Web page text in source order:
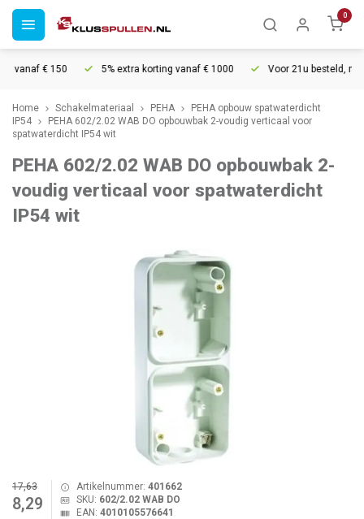
0
vanaf € 150 5% extra korting vanaf € 1000 Voor 21u besteld,
Home Schakelmateriaal PEHA
PEHA opbouw spatwaterdicht
IP54
PEHA 602/2.02 WAB DO opbouwbak 2-voudig verticaal voor
spatwaterdicht IP54 wit
PEHA 602/2.02 WAB DO opbouwbak 2-
voudig verticaal voor spatwaterdicht
IP54 wit
17,63
8,29
Artikelnummer: 401662
SKU: 602/2.02 WAB DO
EAN: 4010105576641